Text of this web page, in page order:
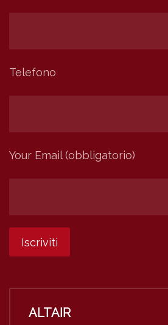
Telefono
Your Email (obbligatorio)
ALTAIR